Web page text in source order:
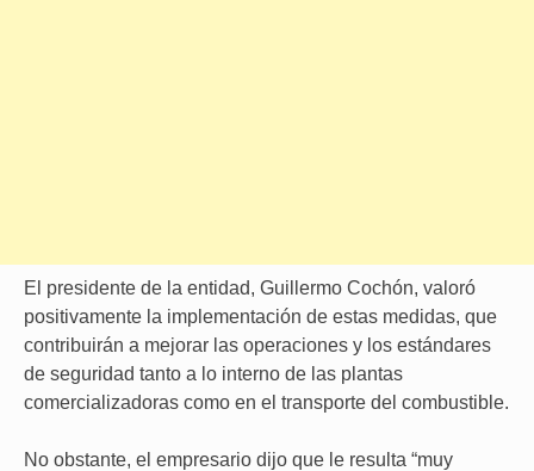
El presidente de la entidad, Guillermo Cochón, valoró
positivamente la implementación de estas medidas, que
contribuirán a mejorar las operaciones y los estándares
de seguridad tanto a lo interno de las plantas
comercializadoras como en el transporte del combustible.
No obstante, el empresario dijo que le resulta “muy